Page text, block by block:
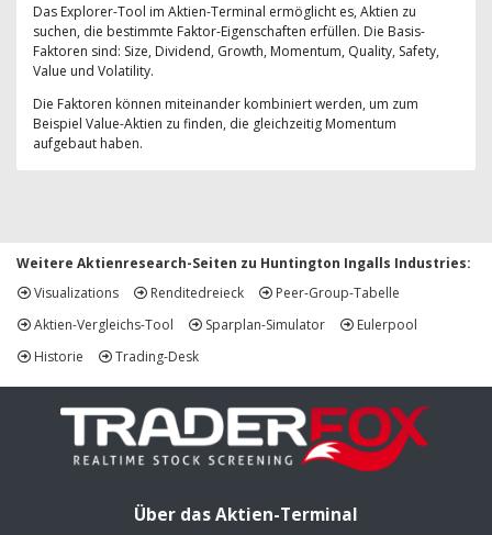
Das Explorer-Tool im Aktien-Terminal ermöglicht es, Aktien zu
suchen, die bestimmte Faktor-Eigenschaften erfüllen. Die Basis-
Faktoren sind: Size, Dividend, Growth, Momentum, Quality, Safety,
Value und Volatility.
Die Faktoren können miteinander kombiniert werden, um zum
Beispiel Value-Aktien zu finden, die gleichzeitig Momentum
aufgebaut haben.
Weitere Aktienresearch-Seiten zu Huntington Ingalls Industries:
Visualizations
Renditedreieck
Peer-Group-Tabelle
Aktien-Vergleichs-Tool
Sparplan-Simulator
Eulerpool
Historie
Trading-Desk
Über das Aktien-Terminal